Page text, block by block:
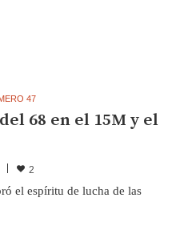
47
68 en el 15M y el
2
el espíritu de lucha de las